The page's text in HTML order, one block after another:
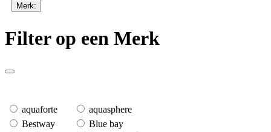
Merk:
Filter op een Merk
aquaforte
aquasphere
Bestway
Blue bay